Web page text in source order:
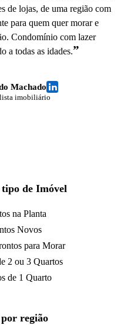
de lojas, de uma região com
para quem quer morar e
Condomínio com lazer
a todas as idades.”
Machado
imobiliário
de Imóvel
na Planta
Novos
para Morar
2 ou 3 Quartos
de 1 Quarto
região